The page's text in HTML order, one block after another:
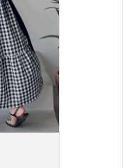
퀘어넥 A라인 나시 원